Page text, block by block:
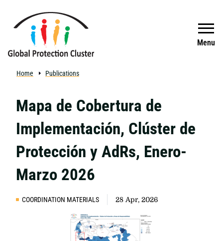
Menu
Search
Home Publications
Mapa de Cobertura de
Implementación, Clúster de
Protección y AdRs, Enero-
Marzo 2026
COORDINATION MATERIALS 28 Apr, 2026